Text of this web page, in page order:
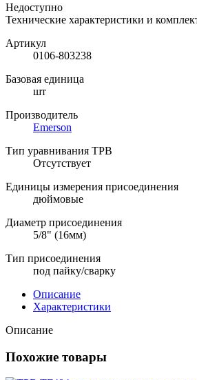
Недоступно
Технические характеристики и
Артикул
0106-803238
Базовая единица
шт
Производитель
Emerson
Тип уравнивания ТРВ
Отсутствует
Единицы измерения присоединения
дюймовые
Диаметр присоединения
5/8" (16мм)
Тип присоединения
под пайку/сварку
Описание
Характеристики
Описание
Похожие товары